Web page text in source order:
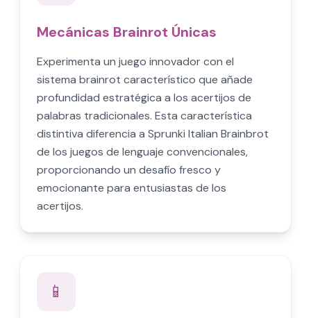
Mecánicas Brainrot Únicas
Experimenta un juego innovador con el
sistema brainrot característico que añade
profundidad estratégica a los acertijos de
palabras tradicionales. Esta característica
distintiva diferencia a Sprunki Italian Brainbrot
de los juegos de lenguaje convencionales,
proporcionando un desafío fresco y
emocionante para entusiastas de los
acertijos.
📱